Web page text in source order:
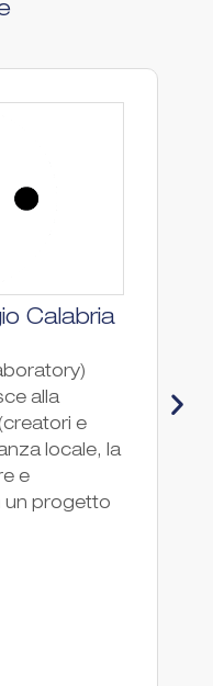
Calabria
alla
e
locale, la
e
un progetto